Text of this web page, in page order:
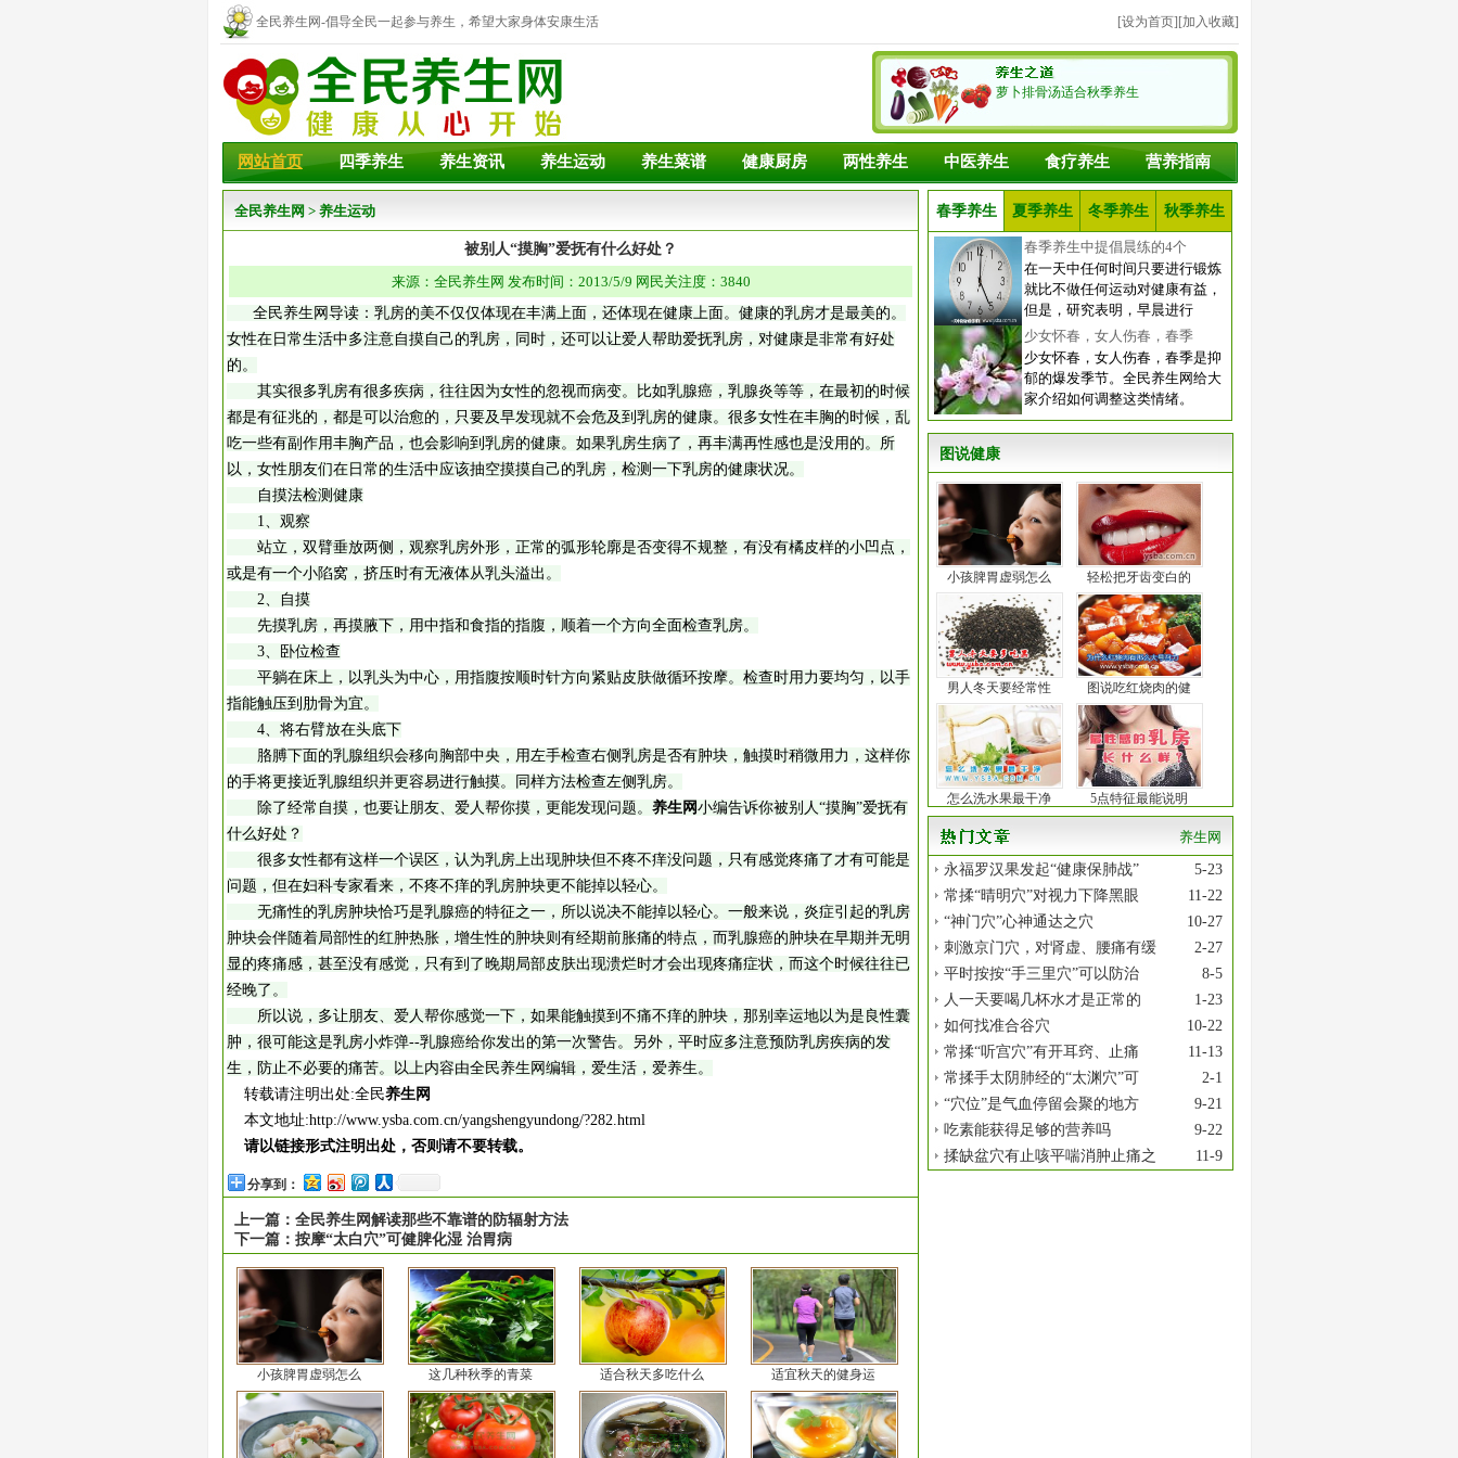
全民养生网-倡导全民一起参与养生，希望大家身体安康生活
幸福！
[设为首页][加入收藏]
萝卜排骨汤适合秋季养生
网站首页 四季养生 养生资讯 养生运动 养生菜谱 健康厨房 两性养生 中医养生 食疗养生 营养指南
全民养生网 > 养生运动
被别人“摸胸”爱抚有什么好处？
来源：全民养生网 发布时间：2013/5/9 网民关注度：3840
全民养生网导读：乳房的美不仅仅体现在丰满上面，还体现在健康上面。健康的乳房才是最美的。
女性在日常生活中多注意自摸自己的乳房，同时，还可以让爱人帮助爱抚乳房，对健康是非常有好处
的。
其实很多乳房有很多疾病，往往因为女性的忽视而病变。比如乳腺癌，乳腺炎等等，在最初的时候
都是有征兆的，都是可以治愈的，只要及早发现就不会危及到乳房的健康。很多女性在丰胸的时候，乱
吃一些有副作用丰胸产品，也会影响到乳房的健康。如果乳房生病了，再丰满再性感也是没用的。所
以，女性朋友们在日常的生活中应该抽空摸摸自己的乳房，检测一下乳房的健康状况。
自摸法检测健康
1、观察
站立，双臂垂放两侧，观察乳房外形，正常的弧形轮廓是否变得不规整，有没有橘皮样的小凹点，
或是有一个小陷窝，挤压时有无液体从乳头溢出。
2、自摸
先摸乳房，再摸腋下，用中指和食指的指腹，顺着一个方向全面检查乳房。
3、卧位检查
平躺在床上，以乳头为中心，用指腹按顺时针方向紧贴皮肤做循环按摩。检查时用力要均匀，以手
指能触压到肋骨为宜。
4、将右臂放在头底下
胳膊下面的乳腺组织会移向胸部中央，用左手检查右侧乳房是否有肿块，触摸时稍微用力，这样你
的手将更接近乳腺组织并更容易进行触摸。同样方法检查左侧乳房。
除了经常自摸，也要让朋友、爱人帮你摸，更能发现问题。 养生网小编告诉你被别人“摸胸”爱抚有
什么好处？
很多女性都有这样一个误区，认为乳房上出现肿块但不疼不痒没问题，只有感觉疼痛了才有可能是
问题，但在妇科专家看来，不疼不痒的乳房肿块更不能掉以轻心。
无痛性的乳房肿块恰巧是乳腺癌的特征之一，所以说决不能掉以轻心。一般来说，炎症引起的乳房
肿块会伴随着局部性的红肿热胀，增生性的肿块则有经期前胀痛的特点，而乳腺癌的肿块在早期并无明
显的疼痛感，甚至没有感觉，只有到了晚期局部皮肤出现溃烂时才会出现疼痛症状，而这个时候往往已
经晚了。
所以说，多让朋友、爱人帮你感觉一下，如果能触摸到不痛不痒的肿块，那别幸运地以为是良性囊
肿，很可能这是乳房小炸弹--乳腺癌给你发出的第一次警告。另外，平时应多注意预防乳房疾病的发
生，防止不必要的痛苦。以上内容由全民养生网编辑，爱生活，爱养生。
转载请注明出处:全民养生网
本文地址:http://www.ysba.com.cn/yangshengyundong/?282.html
请以链接形式注明出处，否则请不要转载。
分享到：
上一篇： 全民养生网解读那些不靠谱的防辐射方法
下一篇： 按摩“太白穴”可健脾化湿 治胃病
小孩脾胃虚弱怎么 这几种秋季的青菜 适合秋天多吃什么 适宜秋天的健身运
春季养生 夏季养生 冬季养生 秋季养生
春季养生中提倡晨练的4个
在一天中任何时间只要进行锻炼
就比不做任何运动对健康有益，
但是，研究表明，早晨进行
少女怀春，女人伤春，春季
少女怀春，女人伤春，春季是抑
郁的爆发季节。全民养生网给大
家介绍如何调整这类情绪。
图说健康
小孩脾胃虚弱怎么 轻松把牙齿变白的
男人冬天要经常性 图说吃红烧肉的健
怎么洗水果最干净 5点特征最能说明
养生网
5-23
永福罗汉果发起“健康保肺战”
11-22
常揉“晴明穴”对视力下降黑眼
10-27
“神门穴”心神通达之穴
2-27
刺激京门穴，对肾虚、腰痛有缓
8-5
平时按按“手三里穴”可以防治
1-23
人一天要喝几杯水才是正常的
10-22
如何找准合谷穴
11-13
常揉“听宫穴”有开耳窍、止痛
2-1
常揉手太阴肺经的“太渊穴”可
9-21
“穴位”是气血停留会聚的地方
9-22
吃素能获得足够的营养吗
11-9
揉缺盆穴有止咳平喘消肿止痛之